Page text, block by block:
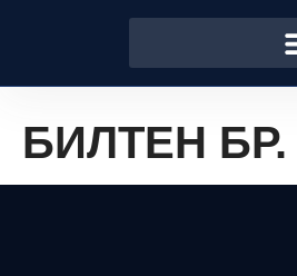
БИЛТЕН БР.